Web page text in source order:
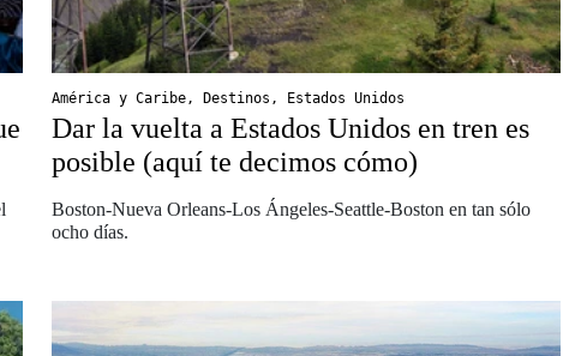
América y Caribe , Destinos , Estados Unidos
Dar la vuelta a Estados Unidos en tren es
posible (aquí te decimos cómo)
Boston-Nueva Orleans-Los Ángeles-Seattle-Boston en tan sólo
ocho días.